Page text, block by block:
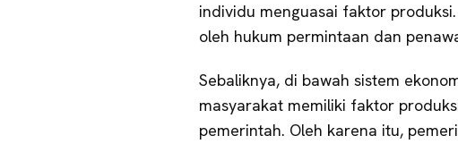
individu menguasai faktor
oleh hukum permintaan dan
Sebaliknya, di bawah sistem
masyarakat memiliki faktor
pemerintah. Oleh karena itu,